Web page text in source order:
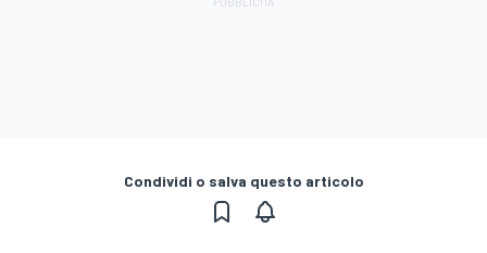
Condividi o salva questo articolo